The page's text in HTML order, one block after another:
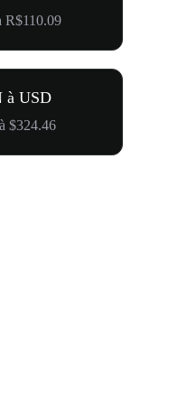
R$110.09
à USD
$324.46